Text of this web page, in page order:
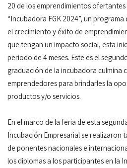
20 de los emprendimientos
“Incubadora FGK 2024”, un
el crecimiento y éxito de
que tengan un impacto social, esta
periodo de 4 meses. Este es el
graduación de la incubadora culmina
emprendedores para brindarles la
productos y/o servicios.
En el marco de la feria de esta
Incubación Empresarial se realizaron
de ponentes nacionales e
los diplomas a los participantes en la